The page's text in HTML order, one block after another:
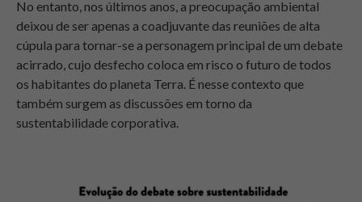
No entanto, nos últimos anos, a preocupação ambiental
deixou de ser apenas a coadjuvante das reuniões de alta
cúpula para tornar-se a personagem principal de um debate
acirrado, cujo desfecho coloca em risco o futuro de todos
os habitantes do planeta Terra. É nesse contexto que
também surgem as discussões em torno da
sustentabilidade corporativa.